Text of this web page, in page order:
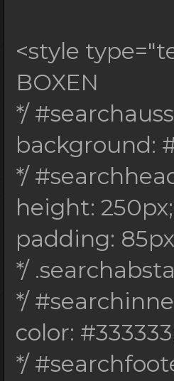
*/
#eeeeee;
*/
#eeeeee;
*/
#cccccc;
*/
#cccccc;
} /*
*/
#94b1c9;
<style
BOXEN
*/
background:
*/
height:
padding:
*/
*/
color:
*/